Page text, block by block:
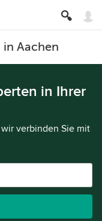
Aachen
in Ihrer
verbinden Sie mit